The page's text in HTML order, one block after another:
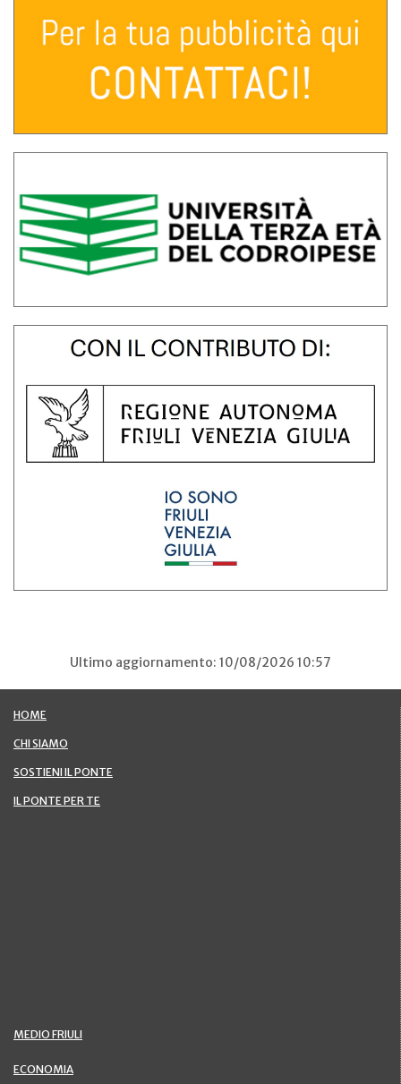
Ultimo aggiornamento: 10/08/2026 10:57
HOME
CHI SIAMO
SOSTIENI IL PONTE
IL PONTE PER TE
MEDIO FRIULI
ECONOMIA